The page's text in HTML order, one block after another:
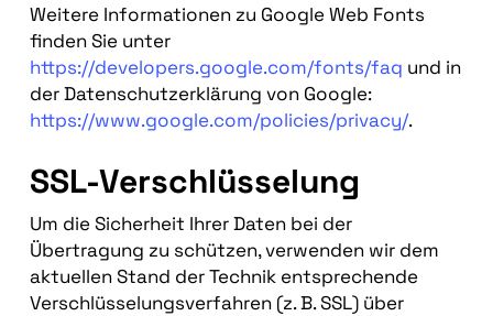
Weitere Informationen zu Google Web Fonts
finden Sie unter
https://developers.google.com/fonts/faq und in
der Datenschutzerklärung von Google:
https://www.google.com/policies/privacy/.
SSL-Verschlüsselung
Um die Sicherheit Ihrer Daten bei der
Übertragung zu schützen, verwenden wir dem
aktuellen Stand der Technik entsprechende
Verschlüsselungsverfahren (z. B. SSL) über